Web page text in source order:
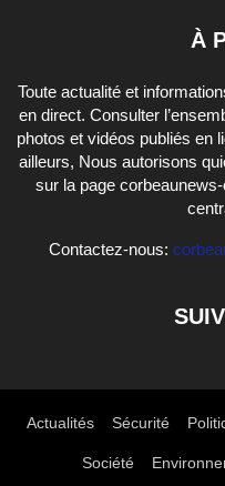
À
Toute actualité et
en direct. Consulter
photos et vidéos publiés en
ailleurs, Nous autorisons
sur la page
Contactez-nous:
Actualités Sécurité
Société